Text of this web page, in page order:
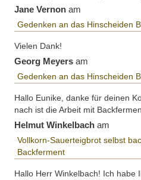
Jane Vernon am
Gedenken an das Hinscheiden
Vielen Dank!
Georg Meyers am
Gedenken an das Hinscheiden
Hallo Eunike, danke für deinen
nach ist die Arbeit mit
Helmut Winkelbach am
Vollkorn-Sauerteigbrot selbst
Backferment
Hallo Herr Winkelbach! Ich habe